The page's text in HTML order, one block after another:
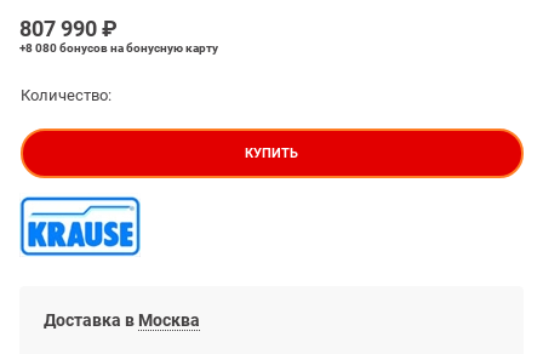
807 990 ₽
+8 080 бонусовна бонусную карту
Количество:
КУПИТЬ
Доставка в Москва